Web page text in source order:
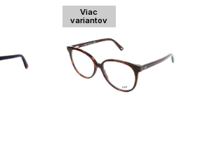
Najdrahšie
Najpredávanejšie
Abecedne
Viac
variantov